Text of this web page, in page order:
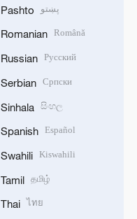
Pashto پښتو
Romanian Română
Russian Русский
Serbian Српски
Sinhala සිංහල
Spanish Español
Swahili Kiswahili
Tamil தமிழ்
Thai ไทย